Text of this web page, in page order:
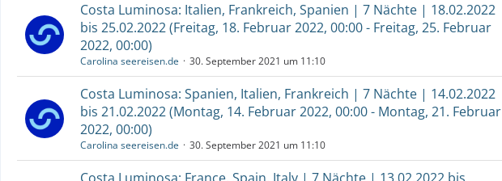
Costa Luminosa: Italien, Frankreich, Spanien | 7 Nächte | 18.02.2022
bis 25.02.2022 (Freitag, 18. Februar 2022, 00:00 - Freitag, 25. Februar
2022, 00:00)
Carolina seereisen.de 30. September 2021 um 11:10
Costa Luminosa: Spanien, Italien, Frankreich | 7 Nächte | 14.02.2022
bis 21.02.2022 (Montag, 14. Februar 2022, 00:00 - Montag, 21. Februar
2022, 00:00)
Carolina seereisen.de 30. September 2021 um 11:10